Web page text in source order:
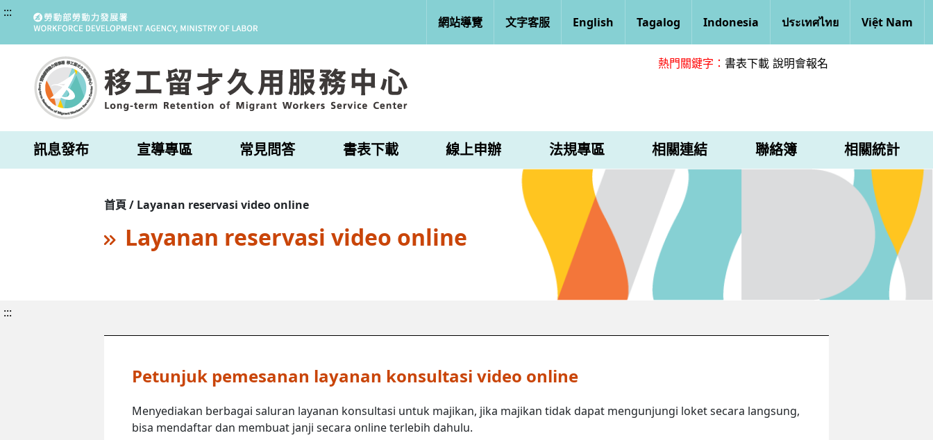
:::
網站導覽 文字客服 English Tagalog Indonesia ประเทศไทย Việt Nam
熱門關鍵字： 書表下載 說明會報名
訊息發布 宣導專區 常見問答 書表下載 線上申辦 法規專區 相關連結 聯絡簿 相關統計
首頁 / Layanan reservasi video online
Layanan reservasi video online
:::
Petunjuk pemesanan layanan konsultasi video online
Menyediakan berbagai saluran layanan konsultasi untuk majikan, jika majikan tidak dapat mengunjungi loket secara langsung,
bisa mendaftar dan membuat janji secara online terlebih dahulu.